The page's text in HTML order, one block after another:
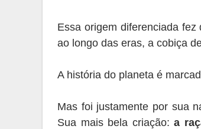
Essa origem diferenciada
ao longo das eras, a cobiça
A história do planeta é
Mas foi justamente por sua
Sua mais bela criação:a